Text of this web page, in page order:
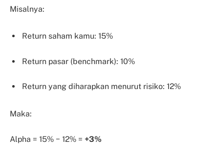
Misalnya:
Return saham kamu: 15%
Return pasar (benchmark): 10%
Return yang diharapkan menurut risiko: 12%
Maka:
Alpha = 15% − 12% = +3%